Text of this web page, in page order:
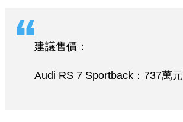
建議售價：
Audi RS 7 Sportback：737萬元